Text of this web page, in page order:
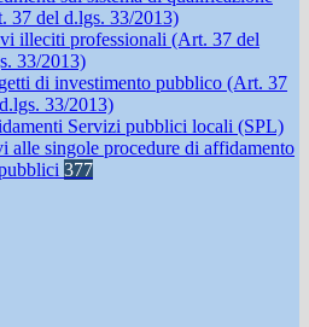
37 del d.lgs. 33/2013)
illeciti professionali (Art. 37 del
33/2013)
di investimento pubblico (Art. 37
33/2013)
Servizi pubblici locali (SPL)
alle singole procedure di affidamento
377